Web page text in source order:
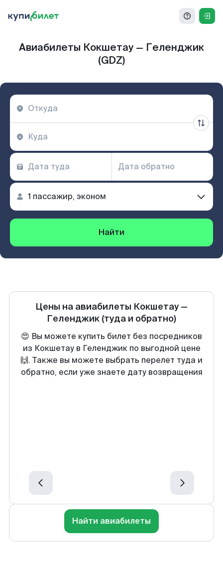
Авиабилеты Кокшетау — Геленджик
(GDZ)
Найти
Цены на авиабилеты Кокшетау —
Геленджик (туда и обратно)
😍 Вы можете купить билет без посредников
из Кокшетау в Геленджик по выгодной цене
🙌. Также вы можете выбрать перелет туда и
обратно, если уже знаете дату возвращения
Найти авиабилеты